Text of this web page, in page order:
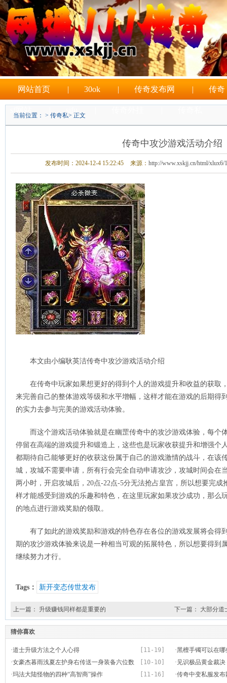
网站首页 | 30ok | 传奇发布网 | 传奇
当前位置： > 传奇私> 正文
传奇中攻沙游戏活动介绍
发布时间：2024-12-4 15:22:45 来源： http://www.xskjj.cn/html/xlux6/
本文由小编耿英洁传奇中攻沙游戏活动介绍
在传奇中玩家如果想更好的得到个人的游戏提升和收益的获取
来完善自己的整体游戏等级和水平增幅，这样才能在游戏的后期得
的实力去参与完美的游戏活动体验。
而这个游戏活动体验就是在幽罡传奇中的攻沙游戏体验，每个
停留在高端的游戏提升和锻造上，这些也是玩家收获提升和增强个
都期待自己能够更好的收获这份属于自己的游戏激情的战斗，在该
城，攻城不需要申请，所有行会完全自动申请攻沙，攻城时间会在
两小时，开启攻城后，20点-22点-5分无法抢占皇宫，所以想要完
样才能感受到游戏的乐趣和特色，在这里玩家如果攻沙成功，那么
的地点进行游戏奖励的领取。
有了如此的游戏奖励和游戏的特色存在各位的游戏发展将会得
期的攻沙游戏体验来说是一种相当可观的拓展特色，所以想要得到
继续努力才行。
Tags： 新开变态传世发布
上一篇： 升级赚钱同样都是重要的 下一篇： 大部分道
猜你喜欢
[11-19]
·道士升级方法之个人心得 ·黑檀手镯可以在
[10-10]
·女豪杰暮雨浅夏左护身右传送一身装备六位数 · 见识极品黄金裁决
[11-16]
·玛法大陆怪物的四种“高智商”操作 ·传奇中变私服发